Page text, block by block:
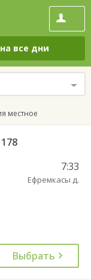
на все дни
местное
7:33
Ефремкасы д.
Выбрать